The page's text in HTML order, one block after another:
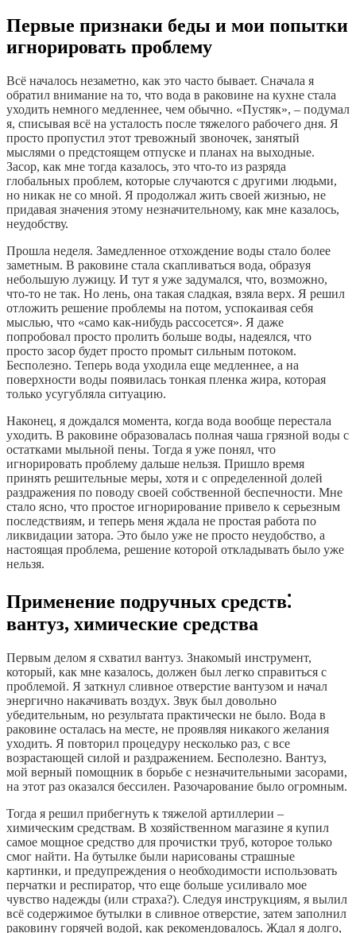
Первые признаки беды и мои попытки
игнорировать проблему
Всё началось незаметно, как это часто бывает. Сначала я
обратил внимание на то, что вода в раковине на кухне стала
уходить немного медленнее, чем обычно. «Пустяк», ‒ подумал
я, списывая всё на усталость после тяжелого рабочего дня. Я
просто пропустил этот тревожный звоночек, занятый
мыслями о предстоящем отпуске и планах на выходные.
Засор, как мне тогда казалось, это что-то из разряда
глобальных проблем, которые случаются с другими людьми,
но никак не со мной. Я продолжал жить своей жизнью, не
придавая значения этому незначительному, как мне казалось,
неудобству.
Прошла неделя. Замедленное отхождение воды стало более
заметным. В раковине стала скапливаться вода, образуя
небольшую лужицу. И тут я уже задумался, что, возможно,
что-то не так. Но лень, она такая сладкая, взяла верх. Я решил
отложить решение проблемы на потом, успокаивая себя
мыслью, что «само как-нибудь рассосется». Я даже
попробовал просто пролить больше воды, надеялся, что
просто засор будет просто промыт сильным потоком.
Бесполезно. Теперь вода уходила еще медленнее, а на
поверхности воды появилась тонкая пленка жира, которая
только усугубляла ситуацию.
Наконец, я дождался момента, когда вода вообще перестала
уходить. В раковине образовалась полная чаша грязной воды с
остатками мыльной пены. Тогда я уже понял, что
игнорировать проблему дальше нельзя. Пришло время
принять решительные меры, хотя и с определенной долей
раздражения по поводу своей собственной беспечности. Мне
стало ясно, что простое игнорирование привело к серьезным
последствиям, и теперь меня ждала не простая работа по
ликвидации затора. Это было уже не просто неудобство, а
настоящая проблема, решение которой откладывать было уже
нельзя.
Применение подручных средств⁚
вантуз, химические средства
Первым делом я схватил вантуз. Знакомый инструмент,
который, как мне казалось, должен был легко справиться с
проблемой. Я заткнул сливное отверстие вантузом и начал
энергично накачивать воздух. Звук был довольно
убедительным, но результата практически не было. Вода в
раковине осталась на месте, не проявляя никакого желания
уходить. Я повторил процедуру несколько раз, с все
возрастающей силой и раздражением. Бесполезно. Вантуз,
мой верный помощник в борьбе с незначительными засорами,
на этот раз оказался бессилен. Разочарование было огромным.
Тогда я решил прибегнуть к тяжелой артиллерии –
химическим средствам. В хозяйственном магазине я купил
самое мощное средство для прочистки труб, которое только
смог найти. На бутылке были нарисованы страшные
картинки, и предупреждения о необходимости использовать
перчатки и респиратор, что еще больше усиливало мое
чувство надежды (или страха?). Следуя инструкциям, я вылил
всё содержимое бутылки в сливное отверстие, затем заполнил
раковину горячей водой, как рекомендовалось. Ждал я долго,